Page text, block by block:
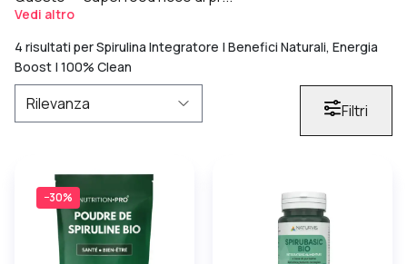
Vedi altro
4 risultati per Spirulina Integratore | Benefici Naturali, Energia
Boost | 100% Clean
Filtri
−30%